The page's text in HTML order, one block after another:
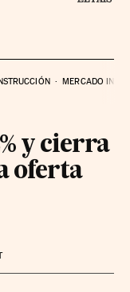
MERCADO
y cierra
oferta